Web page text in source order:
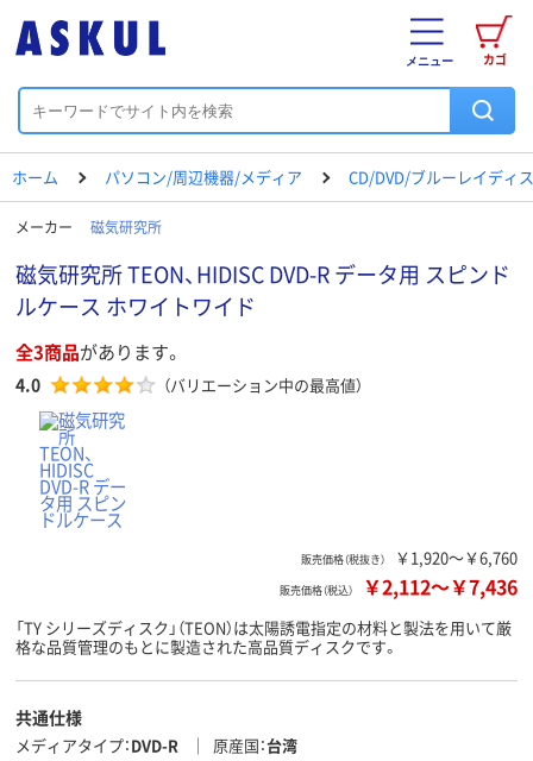
カゴ
メニュー
ホーム パソコン/周辺機器/メディア CD/DVD/ブルーレイディ
メーカー 磁気研究所
磁気研究所 TEON、HIDISC DVD-R データ用 スピンド
ルケース ホワイトワイド
全3商品があります。
4.0 （バリエーション中の最高値）
販売価格（税抜き） ￥1,920～￥6,760
販売価格（税込） ￥2,112～￥7,436
「TY シリーズディスク」（TEON）は太陽誘電指定の材料と製法を用いて厳
格な品質管理のもとに製造された高品質ディスクです。
共通仕様
メディアタイプ DVD-R 原産国 台湾